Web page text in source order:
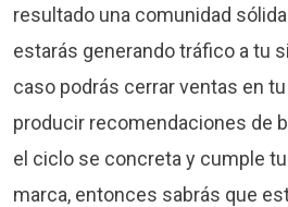
resultado una comunidad
estarás generando tráfico a tu
caso podrás cerrar ventas en
producir recomendaciones de
el ciclo se concreta y cumple
marca, entonces sabrás que